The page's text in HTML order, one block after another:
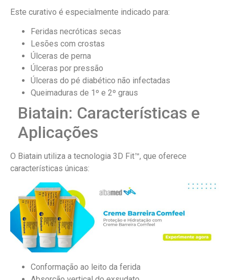
Este curativo é especialmente indicado para:
Feridas necróticas secas
Lesões com crostas
Úlceras de perna
Úlceras por pressão
Úlceras do pé diabético não infectadas
Queimaduras de 1º e 2º graus
Biatain: Características e
Aplicações
O Biatain utiliza a tecnologia 3D Fit™, que oferece
características únicas:
Conformação ao leito da ferida